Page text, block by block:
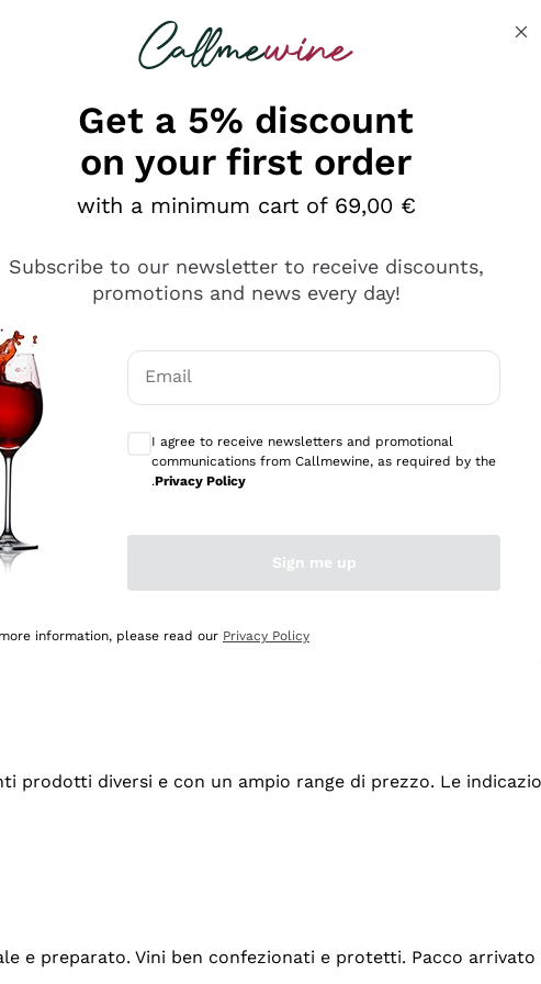
looking for
professionalità
diversi e con un ampio range di prezzo. Le
e preparato. Vini ben confezionati e protetti. Pacco
Get a 5% discount
on your first order
with a minimum cart of 69,00 €
Subscribe to our newsletter to receive discounts,
promotions and news every day!
Email
I agree to receive newsletters and promotional
communications from Callmewine, as required by the
.Privacy Policy
Sign me up
information, please read our Privacy Policy